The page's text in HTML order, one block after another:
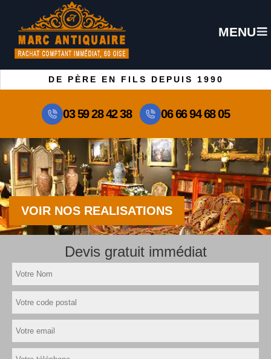
MENU
DE PÈRE EN FILS DEPUIS 1990
03 59 28 42 38 06 66 94 68 05
VOIR NOS REALISATIONS
Devis gratuit immédiat